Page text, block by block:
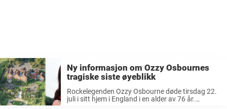
Ny informasjon om Ozzy Osbournes
tragiske siste øyeblikk
Rockelegenden Ozzy Osbourne døde tirsdag 22.
juli i sitt hjem i England i en alder av 76 år.